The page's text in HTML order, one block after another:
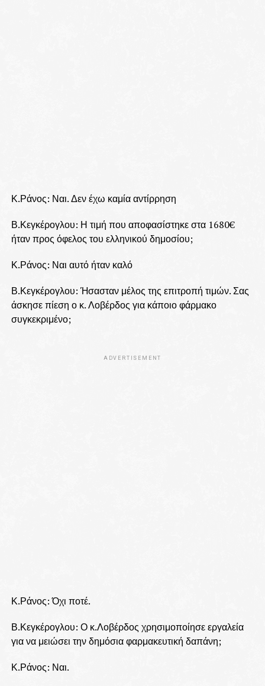
Κ.Ράνος: Ναι. Δεν έχω καμία αντίρρηση
Β.Κεγκέρογλου: Η τιμή που αποφασίστηκε στα 1680€
ήταν προς όφελος του ελληνικού δημοσίου;
Κ.Ράνος: Ναι αυτό ήταν καλό
Β.Κεγκέρογλου: Ήσασταν μέλος της επιτροπή τιμών. Σας
άσκησε πίεση ο κ. Λοβέρδος για κάποιο φάρμακο
συγκεκριμένο;
ADVERTISEMENT
Κ.Ράνος: Όχι ποτέ.
Β.Κεγκέρογλου: Ο κ.Λοβέρδος χρησιμοποίησε εργαλεία
για να μειώσει την δημόσια φαρμακευτική δαπάνη;
Κ.Ράνος: Ναι.